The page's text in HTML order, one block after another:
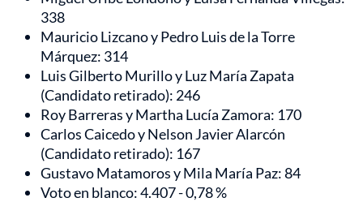
338
Mauricio Lizcano y Pedro Luis de la Torre
Márquez: 314
Luis Gilberto Murillo y Luz María Zapata
(Candidato retirado): 246
Roy Barreras y Martha Lucía Zamora: 170
Carlos Caicedo y Nelson Javier Alarcón
(Candidato retirado): 167
Gustavo Matamoros y Mila María Paz: 84
Voto en blanco: 4.407 - 0,78 %